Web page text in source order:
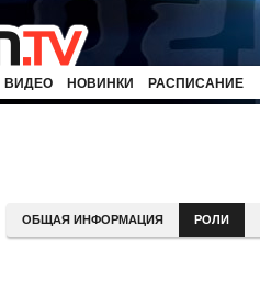
ВИДЕО НОВИНКИ РАСПИСАНИЕ
ОБЩАЯ ИНФОРМАЦИЯ РОЛИ